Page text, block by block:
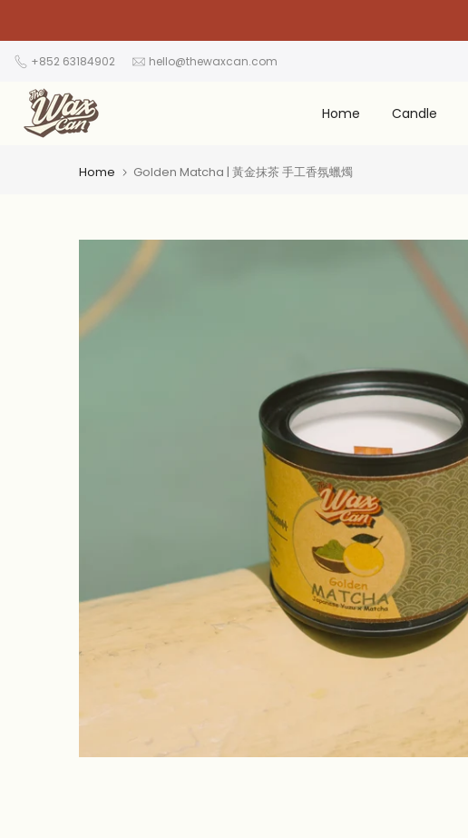
to
content
+852 63184902 hello@thewaxcan.com
Home Candle
Home Golden Matcha | 黃金抹茶 手工香氛蠟燭